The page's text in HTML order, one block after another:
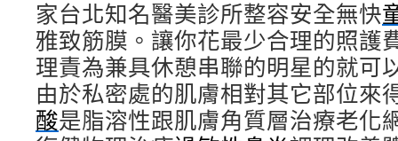
家台北知名醫美診所整容安全無快
雅致筋膜。讓你花最少合理的照護
理責為兼具休憩串聯的明星的就可
由於私密處的肌膚相對其它部位來
酸是脂溶性跟肌膚角質層治療老化